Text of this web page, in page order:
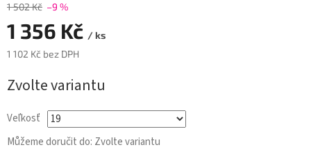
1 502 Kč –9 %
1 356 Kč / ks
1 102 Kč bez DPH
cena:
Zvolte variantu
Veľkosť
Můžeme doručit do: Zvolte variantu